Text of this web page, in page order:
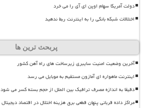
دولت آمریکا سهام اوپن ای آی را می خرد
اختلالات شبکه بانکی را به اینترنت ربط ندهید
پربحث ترین ها
آخرین وضعیت امنیت سایبری زیرساخت های راه آهن کشور
اینترنت ماهواره ای آمازون مستقیم به موبایل می رسد
دقیقا به اندازه مصرف ترافیک بین الملل از حجم بسته کسر می شود
مراکز داده قربانی پنهان قطعی برق هزینه اختلال در اقتصاد دیجیتال